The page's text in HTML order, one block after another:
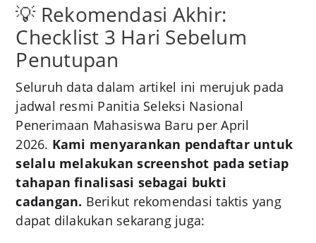
💡 Rekomendasi Akhir:
Checklist 3 Hari Sebelum
Penutupan
Seluruh data dalam artikel ini merujuk pada
jadwal resmi Panitia Seleksi Nasional
Penerimaan Mahasiswa Baru per April
2026. Kami menyarankan pendaftar untuk
selalu melakukan screenshot pada setiap
tahapan finalisasi sebagai bukti
cadangan. Berikut rekomendasi taktis yang
dapat dilakukan sekarang juga: